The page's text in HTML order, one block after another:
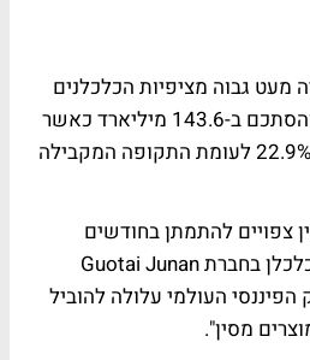
מעט גבוה מציפיות הכלכלנים
שצפו עלייה של 22.3%, והסתכם ב-143.6 מיליארד כאשר
הראו על עליה ביבוא של 22.9% לעומת התקופה המקבילה
צפויים להתמתן בחודשים
הקרובים" אמר לי שונלי, כלכלן בחברת Guotai Junan
העולמי עלולה להוביל
מסין".